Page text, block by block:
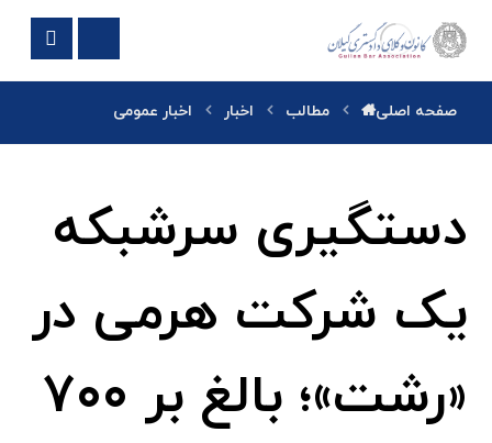
صفحه اصلی مطالب اخبار اخبار عمومی
دستگیری سرشبکه
یک شرکت هرمی در
«رشت»؛ بالغ بر ۷۰۰